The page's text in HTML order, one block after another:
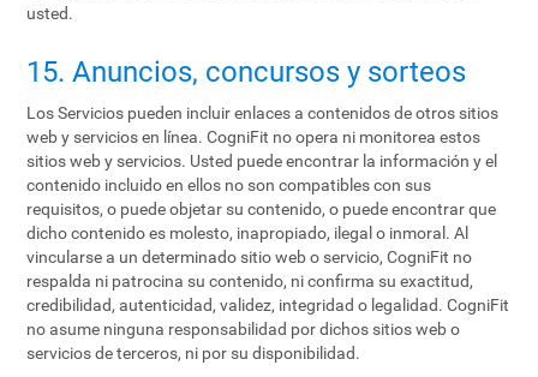
usted.
15. Anuncios, concursos y sorteos
Los Servicios pueden incluir enlaces a contenidos de otros sitios
web y servicios en línea. CogniFit no opera ni monitorea estos
sitios web y servicios. Usted puede encontrar la información y el
contenido incluido en ellos no son compatibles con sus
requisitos, o puede objetar su contenido, o puede encontrar que
dicho contenido es molesto, inapropiado, ilegal o inmoral. Al
vincularse a un determinado sitio web o servicio, CogniFit no
respalda ni patrocina su contenido, ni confirma su exactitud,
credibilidad, autenticidad, validez, integridad o legalidad. CogniFit
no asume ninguna responsabilidad por dichos sitios web o
servicios de terceros, ni por su disponibilidad.